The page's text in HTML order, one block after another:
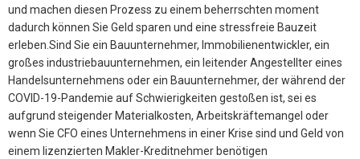
und machen diesen Prozess zu einem beherrschten moment
dadurch können Sie Geld sparen und eine stressfreie Bauzeit
erleben.Sind Sie ein Bauunternehmer, Immobilienentwickler, ein
großes industriebauunternehmen, ein leitender Angestellter eines
Handelsunternehmens oder ein Bauunternehmer, der während der
COVID-19-Pandemie auf Schwierigkeiten gestoßen ist, sei es
aufgrund steigender Materialkosten, Arbeitskräftemangel oder
wenn Sie CFO eines Unternehmens in einer Krise sind und Geld von
einem lizenzierten Makler-Kreditnehmer benötigen